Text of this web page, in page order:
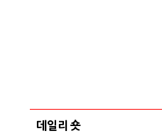
데일리 숏